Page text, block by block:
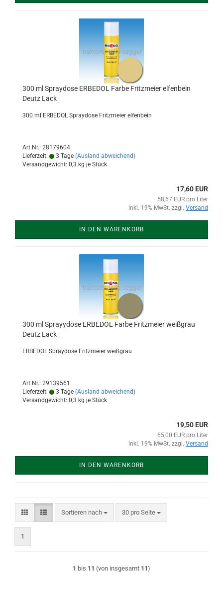
300 ml Spraydose ERBEDOL Farbe Fritzmeier elfenbein
Deutz Lack
300 ml ERBEDOL Spraydose Fritzmeier elfenbein
Art.Nr.: 28179604
Lieferzeit:
3 Tage (Ausland abweichend)
Versandgewicht: 0,3 kg je Stück
17,60 EUR
58,67 EUR pro Liter
inkl. 19% MwSt. zzgl. Versand
IN DEN WARENKORB
300 ml Sprayydose ERBEDOL Farbe Fritzmeier weißgrau
Deutz Lack
ERBEDOL Spraydose Fritzmeier weißgrau
Art.Nr.: 29139561
Lieferzeit:
3 Tage (Ausland abweichend)
Versandgewicht: 0,3 kg je Stück
19,50 EUR
65,00 EUR pro Liter
inkl. 19% MwSt. zzgl. Versand
IN DEN WARENKORB
Sortieren nach
Sortieren nach 30 pro Seite
pro Seite
1
1 bis 11 (von insgesamt 11)